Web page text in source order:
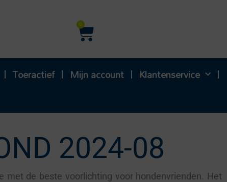
0
Winkelwagen
Toeractief Mijn account
Klantenservice
2024-08
met de beste voorlichting voor hondenvrienden. Het